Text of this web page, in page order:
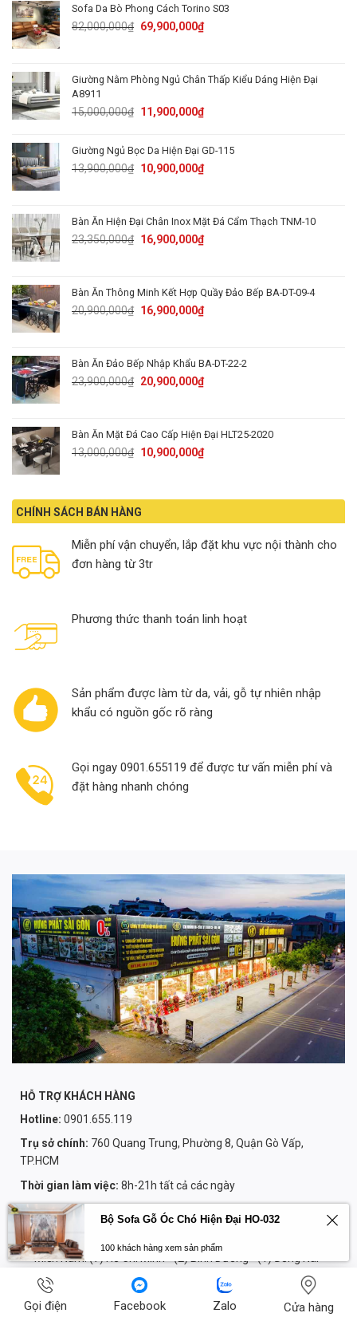
Sofa Da Bò Phong Cách Torino S03
82,000,000₫ Original
82,000,000₫.
69,900,000₫Current
69,900,000₫.
Giường Nằm Phòng Ngủ Chân Thấp Kiểu Dáng Hiện Đại
A8911
15,000,000₫ Original
15,000,000₫.
11,900,000₫Current
11,900,000₫.
Giường Ngủ Bọc Da Hiện Đại GD-115
13,900,000₫ Original
10,900,000₫Current
10,900,000₫.
Bàn Ăn Hiện Đại Chân Inox Mặt Đá Cẩm Thạch TNM-10
23,350,000₫ Original
23,350,000₫.
16,900,000₫Current
16,900,000₫.
Bàn Ăn Thông Minh Kết Hợp Quầy Đảo Bếp BA-DT-09-4
20,900,000₫ Original
20,900,000₫.
16,900,000₫Current
Bàn Ăn Đảo Bếp Nhập Khẩu BA-DT-22-2
23,900,000₫ Original
23,900,000₫.
20,900,000₫Current
Bàn Ăn Mặt Đá Cao Cấp Hiện Đại HLT25-2020
13,000,000₫ Original
13,000,000₫.
10,900,000₫Current
10,900,000₫.
CHÍNH SÁCH BÁN HÀNG
Miễn phí vận chuyển, lắp đặt khu vực nội thành cho
đơn hàng từ 3tr
Phương thức thanh toán linh hoạt
Sản phẩm được làm từ da, vải, gỗ tự nhiên nhập
khẩu có nguồn gốc rõ ràng
Gọi ngay 0901.655119 để được tư vấn miễn phí và
đặt hàng nhanh chóng
HỖ TRỢ KHÁCH HÀNG
Hotline: 0901.655.119
Trụ sở chính: 760 Quang Trung, Phường 8, Quận Gò Vấp,
TP.HCM
Thời gian làm việc: 8h-21h tất cả các ngày
Email:noithathungphatsaigon@gmail.com
Hệ Thống 15 Showroom Trên Toàn Quốc:
Miền Nam: (7) Hồ Chí Minh - (2) Bình Dương - (1) Đồng Nai -
(1) Bà Rịa Vũng Tàu - (1) Lâm Đồng - (1) Cần Thơ
Miền Bắc: (1) Hà Nội - (2) Vĩnh Phúc
Gọi điện Facebook Zalo Cửa hàng
Bộ Sofa Gỗ Óc Chó Hiện Đại HO-032
100 khách hàng xem sản phẩm